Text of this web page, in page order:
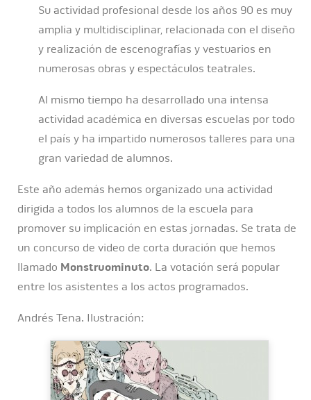
Su actividad profesional desde los años 90 es muy
amplia y multidisciplinar, relacionada con el diseño
y realización de escenografías y vestuarios en
numerosas obras y espectáculos teatrales.
Al mismo tiempo ha desarrollado una intensa
actividad académica en diversas escuelas por todo
el país y ha impartido numerosos talleres para una
gran variedad de alumnos.
Este año además hemos organizado una actividad
dirigida a todos los alumnos de la escuela para
promover su implicación en estas jornadas. Se trata de
un concurso de video de corta duración que hemos
llamado Monstruominuto. La votación será popular
entre los asistentes a los actos programados.
Andrés Tena. Ilustración: